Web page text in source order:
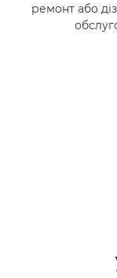
ремонт або